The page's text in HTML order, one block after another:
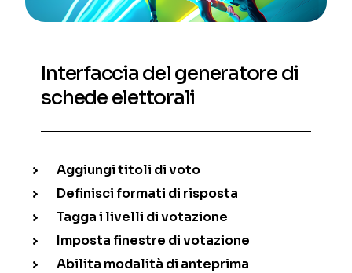
Interfaccia del generatore di
schede elettorali
Aggiungi titoli di voto
Definisci formati di risposta
Tagga i livelli di votazione
Imposta finestre di votazione
Abilita modalità di anteprima